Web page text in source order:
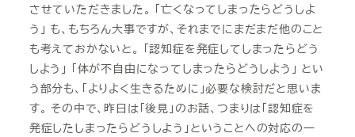
させていただきました。 「亡くなってしまったらどうしよ
う」 も、もちろん大事ですが、それまでにまだまだ他のこと
も考えておかないと。 「認知症を発症してしまったらどう
しよう」 「体が不自由になってしまったらどうしよう」 とい
う部分も、「よりよく生きるために」必要な検討だと思いま
す。 その中で、昨日は「後見」のお話、つまりは「認知症を
発症したしまったらどうしよう」ということへの対応の一